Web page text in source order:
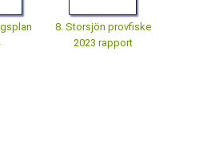
8. Storsjön provfiske
2023 rapport